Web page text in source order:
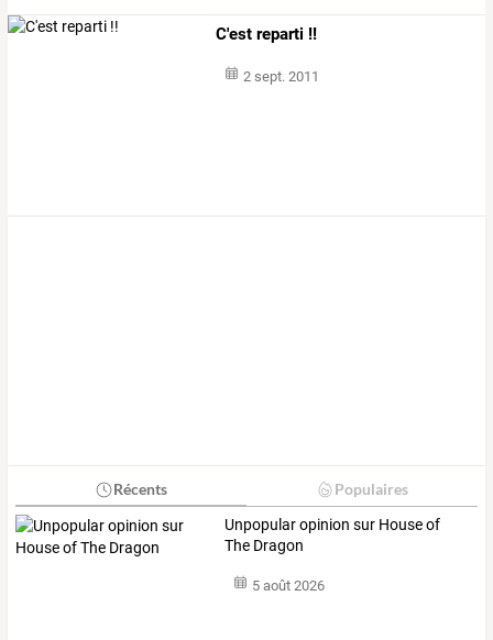
C'est reparti !!
2 sept. 2011
Récents Populaires
Unpopular opinion sur House of
The Dragon
5 août 2026